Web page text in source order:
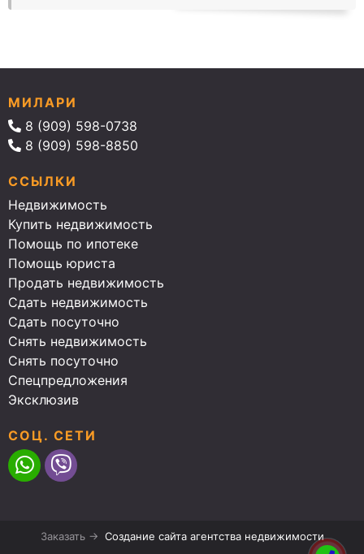
МИЛАРИ
8 (909) 598-0738
8 (909) 598-8850
ССЫЛКИ
Недвижимость
Купить недвижимость
Помощь по ипотеке
Помощь юриста
Продать недвижимость
Сдать недвижимость
Сдать посуточно
Снять недвижимость
Снять посуточно
Спецпредложения
Эксклюзив
СОЦ. СЕТИ
Заказать → Создание сайта агентства недвижимости